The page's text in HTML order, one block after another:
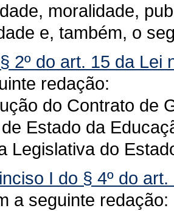
moralidade,
e, também, o
§ 2º do art. 15 da Lei
redação:
do Contrato de
Estado da
Legislativa do
inciso I do § 4º do
a seguinte redação: